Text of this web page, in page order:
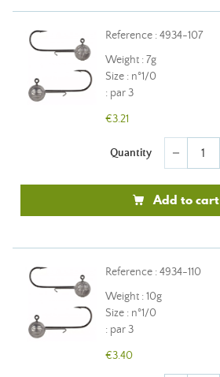
Reference : 4934-107
Weight : 7g
Size : n°1/0
: par 3
€3.21
Quantity remove
Add to cart
Reference : 4934-110
Weight : 10g
Size : n°1/0
: par 3
€3.40